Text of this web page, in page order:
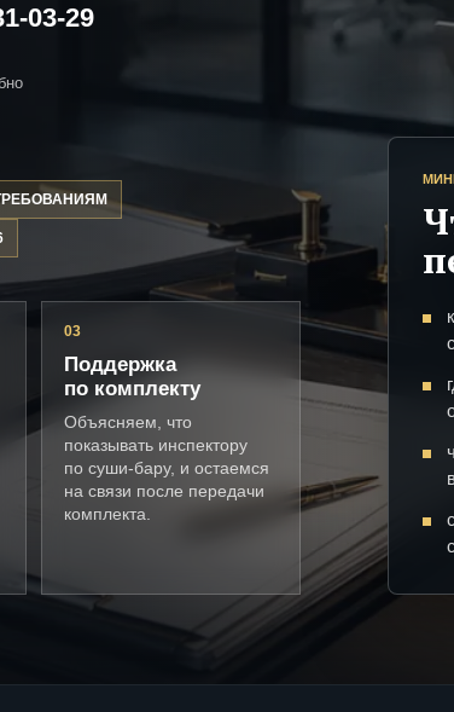
03-29
03
Поддержка
по комплекту
Объясняем, что
показывать инспектору
по суши-бару, и остаемся
на связи после передачи
комплекта.